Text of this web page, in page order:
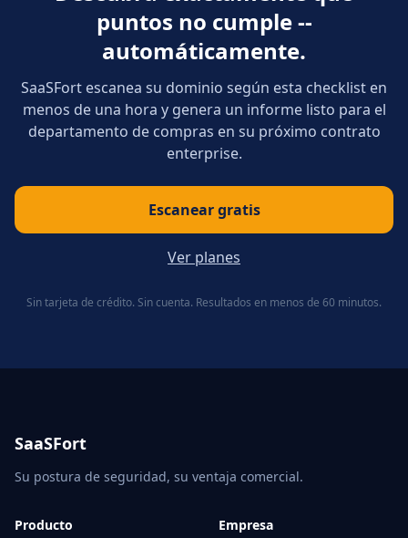
puntos no cumple --
automáticamente.
SaaSFort escanea su dominio según esta checklist en
menos de una hora y genera un informe listo para el
departamento de compras en su próximo contrato
enterprise.
Escanear gratis
Ver planes
Sin tarjeta de crédito. Sin cuenta. Resultados en menos de 60 minutos.
SaaSFort
Su postura de seguridad, su ventaja comercial.
Producto
Empresa